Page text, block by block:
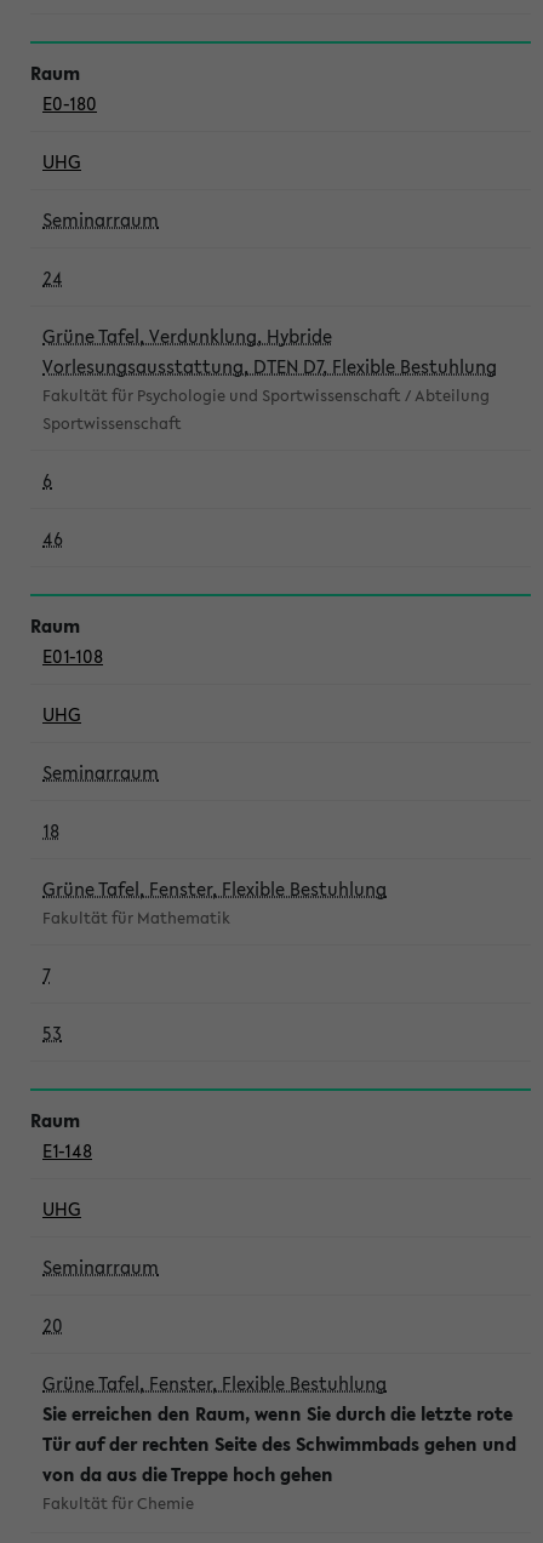
E0-180
UHG
Seminarraum
24
Grüne Tafel, Verdunklung, Hybride
Vorlesungsausstattung, DTEN D7, Flexible Bestuhlung
Fakultät für Psychologie und Sportwissenschaft / Abteilung
Sportwissenschaft
6
46
E01-108
UHG
Seminarraum
18
Grüne Tafel, Fenster, Flexible Bestuhlung
Fakultät für Mathematik
7
53
E1-148
UHG
Seminarraum
20
Grüne Tafel, Fenster, Flexible Bestuhlung
Sie erreichen den Raum, wenn Sie durch die letzte rote
Tür auf der rechten Seite des Schwimmbads gehen und
von da aus die Treppe hoch gehen
Fakultät für Chemie